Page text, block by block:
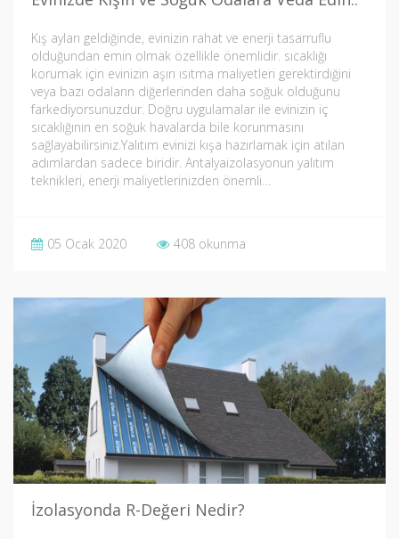
Kış ayları geldiğinde, evinizin rahat ve enerji tasarruflu
olduğundan emin olmak özellikle önemlidir. sıcaklığı
korumak için evinizin aşırı ısıtma maliyetleri gerektirdiğini
veya bazı odaların diğerlerinden daha soğuk olduğunu
farkediyorsunuzdur. Doğru uygulamalar ile evinizin iç
sıcaklığının en soğuk havalarda bile korunmasını
sağlayabilirsiniz.Yalıtım evinizi kışa hazırlamak için atılan
adımlardan sadece biridir. Antalyaizolasyonun yalıtım
teknikleri, enerji maliyetlerinizden önemli…
05 Ocak 2020 408 okunma
İzolasyonda R-Değeri Nedir?